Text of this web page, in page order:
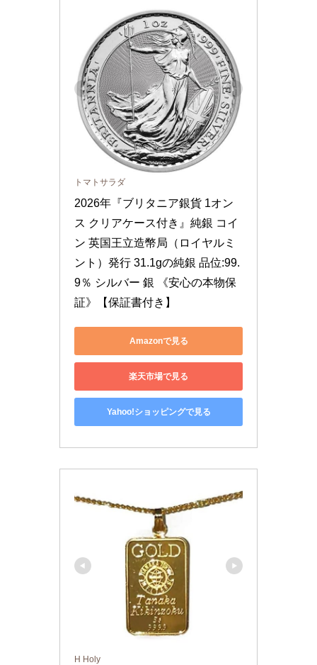
トマトサラダ
2026年『ブリタニア銀貨 1オン
ス クリアケース付き』純銀 コイ
ン 英国王立造幣局（ロイヤルミ
ント）発行 31.1gの純銀 品位:99.
9％ シルバー 銀 《安心の本物保
証》【保証書付き】
Amazonで見る
楽天市場で見る
Yahoo!ショッピングで見る
H Holy